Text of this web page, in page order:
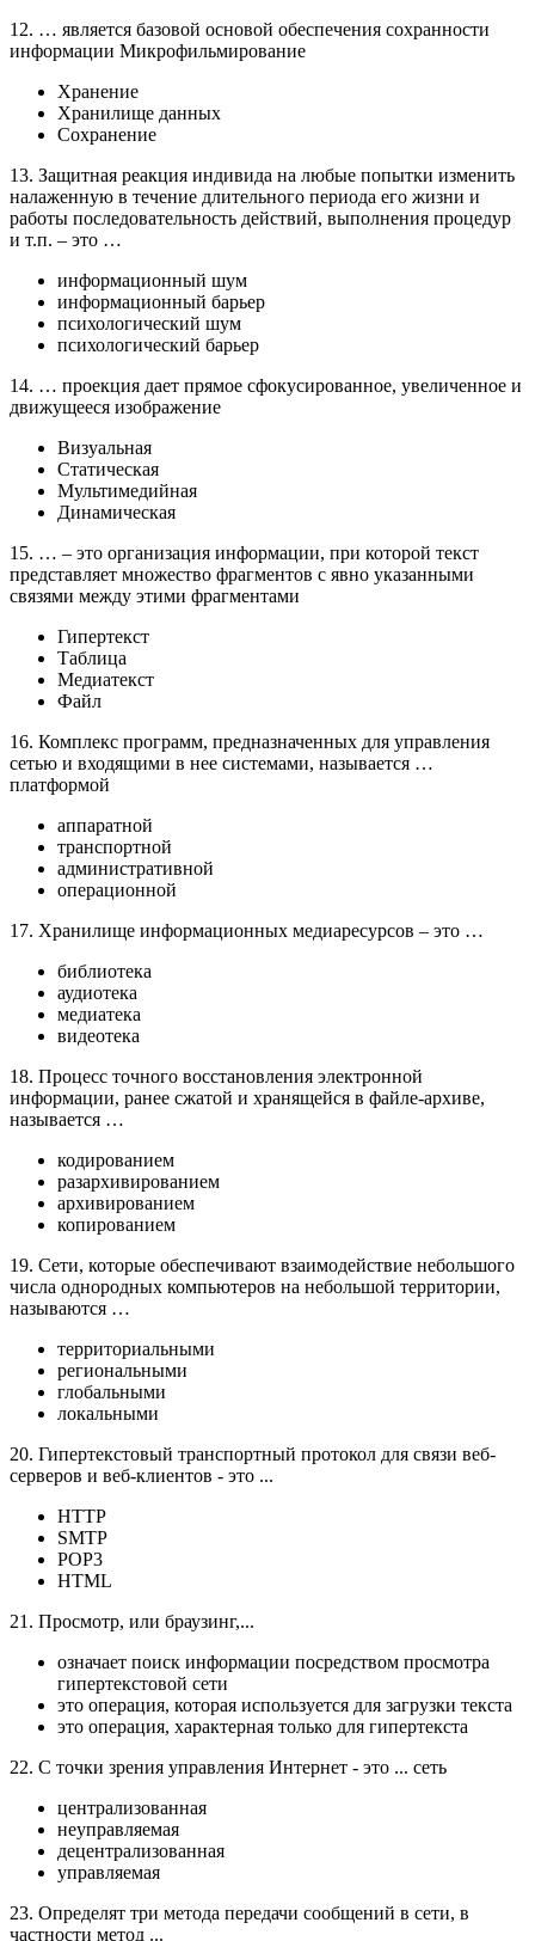
12. … является базовой основой обеспечения сохранности
информации Микрофильмирование
Хранение
Хранилище данных
Сохранение
13. Защитная реакция индивида на любые попытки изменить
налаженную в течение длительного периода его жизни и
работы последовательность действий, выполнения процедур
и т.п. – это …
информационный шум
информационный барьер
психологический шум
психологический барьер
14. … проекция дает прямое сфокусированное, увеличенное и
движущееся изображение
Визуальная
Статическая
Мультимедийная
Динамическая
15. … – это организация информации, при которой текст
представляет множество фрагментов с явно указанными
связями между этими фрагментами
Гипертекст
Таблица
Медиатекст
Файл
16. Комплекс программ, предназначенных для управления
сетью и входящими в нее системами, называется …
платформой
аппаратной
транспортной
административной
операционной
17. Хранилище информационных медиаресурсов – это …
библиотека
аудиотека
медиатека
видеотека
18. Процесс точного восстановления электронной
информации, ранее сжатой и хранящейся в файле-архиве,
называется …
кодированием
разархивированием
архивированием
копированием
19. Сети, которые обеспечивают взаимодействие небольшого
числа однородных компьютеров на небольшой территории,
называются …
территориальными
региональными
глобальными
локальными
20. Гипертекстовый транспортный протокол для связи веб-
серверов и веб-клиентов - это ...
HTTP
SMTP
POP3
HTML
21. Просмотр, или браузинг,...
означает поиск информации посредством просмотра
гипертекстовой сети
это операция, которая используется для загрузки текста
это операция, характерная только для гипертекста
22. С точки зрения управления Интернет - это ... сеть
централизованная
неуправляемая
децентрализованная
управляемая
23. Определят три метода передачи сообщений в сети, в
частности метод ...